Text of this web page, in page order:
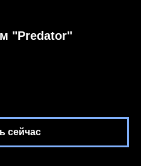
"Predator"
сейчас